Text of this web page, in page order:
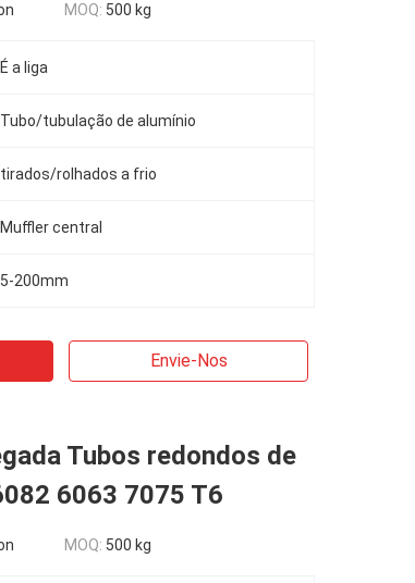
MOQ: 500 kg
É a liga
Tubo/tubulação de alumínio
tirados/rolhados a frio
Muffler central
5-200mm
Envie-Nos
Tubos redondos de
6063 7075 T6
MOQ: 500 kg